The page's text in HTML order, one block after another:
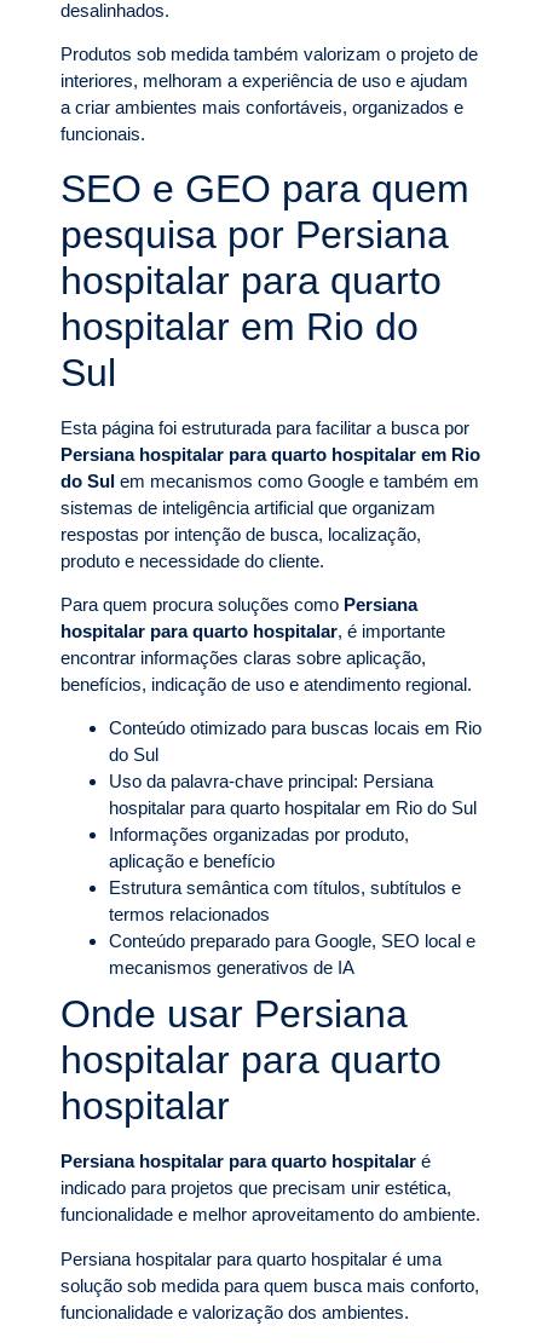
desalinhados.
Produtos sob medida também valorizam o projeto de
interiores, melhoram a experiência de uso e ajudam
a criar ambientes mais confortáveis, organizados e
funcionais.
SEO e GEO para quem
pesquisa por Persiana
hospitalar para quarto
hospitalar em Rio do
Sul
Esta página foi estruturada para facilitar a busca por
Persiana hospitalar para quarto hospitalar em Rio
do Sul em mecanismos como Google e também em
sistemas de inteligência artificial que organizam
respostas por intenção de busca, localização,
produto e necessidade do cliente.
Para quem procura soluções como Persiana
hospitalar para quarto hospitalar, é importante
encontrar informações claras sobre aplicação,
benefícios, indicação de uso e atendimento regional.
Conteúdo otimizado para buscas locais em Rio
do Sul
Uso da palavra-chave principal: Persiana
hospitalar para quarto hospitalar em Rio do Sul
Informações organizadas por produto,
aplicação e benefício
Estrutura semântica com títulos, subtítulos e
termos relacionados
Conteúdo preparado para Google, SEO local e
mecanismos generativos de IA
Onde usar Persiana
hospitalar para quarto
hospitalar
Persiana hospitalar para quarto hospitalar é
indicado para projetos que precisam unir estética,
funcionalidade e melhor aproveitamento do ambiente.
Persiana hospitalar para quarto hospitalar é uma
solução sob medida para quem busca mais conforto,
funcionalidade e valorização dos ambientes.